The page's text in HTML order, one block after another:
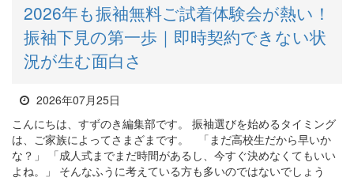
2026年も振袖無料ご試着体験会が熱い！
振袖下見の第一歩｜即時契約できない状
況が生む面白さ
2026年07月25日
こんにちは、すずのき編集部です。 振袖選びを始めるタイミング
は、ご家族によってさまざまです。 「まだ高校生だから早いか
な？」 「成人式までまだ時間があるし、今すぐ決めなくてもいい
よね。」 そんなふうに考えている方も多いのではないでしょう